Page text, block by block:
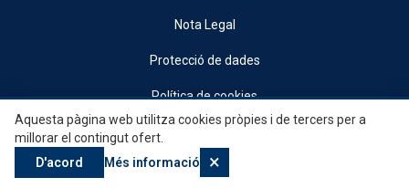
Nota Legal
Protecció de dades
Política de cookies
© 2026, Generalitat • Conselleria d’Indústria, Turisme, Innovació i Comerç •
Institut Valencià de Competitivitat Empresarial
Aquesta pàgina web utilitza cookies pròpies i de tercers per a
millorar el contingut ofert.
D'acord
Més informació ×